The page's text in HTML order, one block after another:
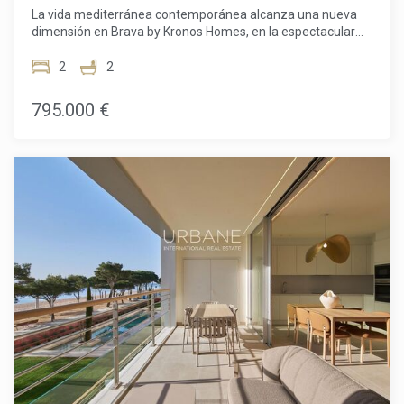
de autor representa una oportunidad única para quienes
buscan belleza, confort y calidad de vida sin concesiones.
registro, honorarios de agencia ni gastos hipotecarios).
La vida mediterránea contemporánea alcanza una nueva
dimensión en Brava by Kronos Homes, en la espectacular
quienes valoran interiores modernos y amplios espacios
la amplitud y la conexión con la naturaleza. El interior cuenta
con 77,60 m² distribuidos de forma funcional y elegante. El
dormitorios bien proporcionados y dos baños modernos con
acabados de alta calidad. Destaca su impresionante
espacio exterior: una terraza-jardín privada de 174,10 m²,
ideal para disfrutar al aire libre. El complejo ofrece piscina,
gimnasio y zonas infantiles. Incluye sistema de aerotermia,
suelo radiante y aislamiento eficiente. Ubicado cerca de
playas, restaurantes y pueblos con encanto. Precio: 870.000
€ Donde la vida al aire libre y el diseño contemporáneo se
encuentran con la esencia de la Costa Brava. El precio de
venta no incluye impuestos, gastos de notaría o registro,
honorarios de agencia ni gastos relacionados con la
hipoteca (si corresponde).
2 2
795.000 €